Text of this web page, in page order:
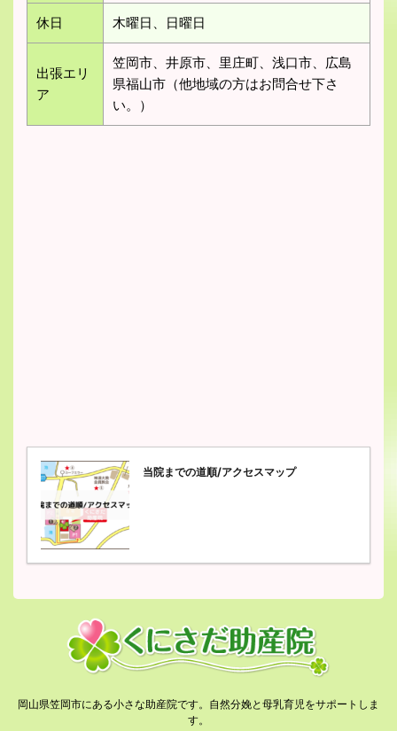
休日 木曜日、日曜日
出張エリ
ア
笠岡市、井原市、里庄町、浅口市、広島
県福山市（他地域の方はお問合せ下さ
い。）
当院までの道順/アクセスマップ
岡山県笠岡市にある小さな助産院です。自然分娩と母乳育児をサポートしま
す。